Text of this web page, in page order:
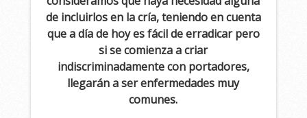
de incluirlos en la cría, teniendo en cuenta
que a día de hoy es fácil de erradicar pero
si se comienza a criar
indiscriminadamente con portadores,
llegarán a ser enfermedades muy
comunes.